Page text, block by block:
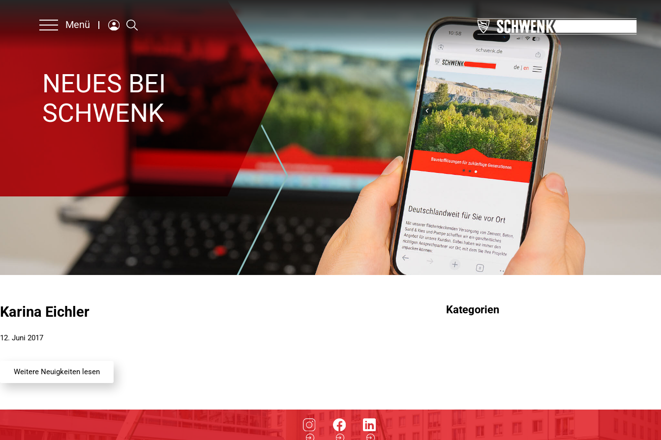
Unternehmen
Produkte & Lösungen
Englisch
Menü
NEUES BEI
SCHWENK
Karina Eichler
12. Juni 2017
Weitere Neuigkeiten lesen
Kategorien